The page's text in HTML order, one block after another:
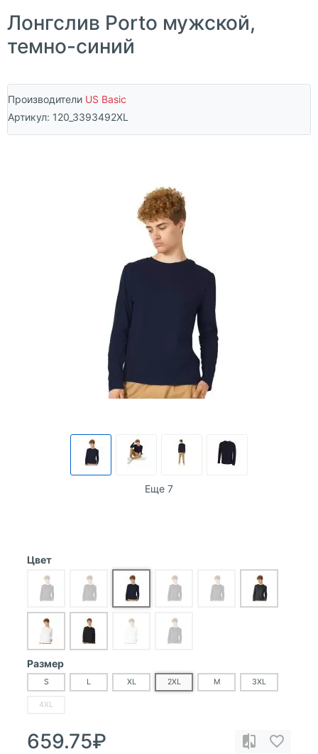
Лонгслив Porto мужской,
темно-синий
Производители US Basic
Артикул: 120_3393492XL
Еще 7
Цвет
Размер
S L XL 2XL M 3XL
4XL
659.75₽